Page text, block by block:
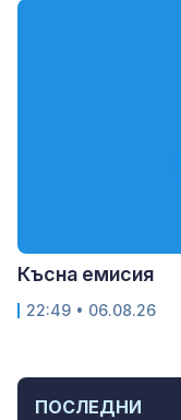
ПОСЛЕДНИ
Късна емисия
22:49 • 06.08.26